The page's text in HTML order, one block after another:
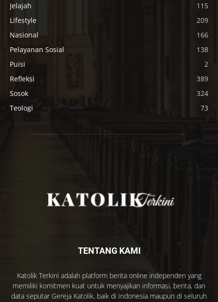
Jelajah
115
Lifestyle
209
Nasional
166
Pelayanan Sosial
138
Puisi
2
Refleksi
389
Sosok
324
Teologi
73
TENTANG KAMI
Katolik Terkini adalah platform berita online independen yang
memiliki komitmen kuat untuk menyajikan informasi, berita, dan
data seputar Gereja Katolik, baik di Indonesia maupun di seluruh